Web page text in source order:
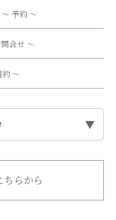
～ 予約 ～
合せ ～
～
▼
ちらから